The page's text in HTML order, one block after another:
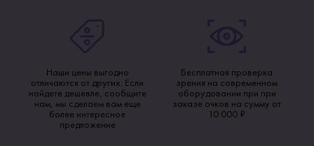
Наши цены выгодно
отличаются от других. Если
найдете дешевле, сообщите
нам, мы сделаем вам еще
более интересное
предложение
Бесплатная проверка
зрения на современном
оборудовании при при
заказе очков на сумму от
10 000 ₽